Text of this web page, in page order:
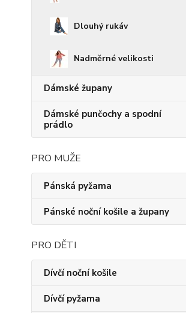
Dlouhý rukáv
Nadměrné velikosti
Dámské župany
Dámské punčochy a spodní
prádlo
PRO MUŽE
Pánská pyžama
Pánské noční košile a župany
PRO DĚTI
Dívčí noční košile
Dívčí pyžama